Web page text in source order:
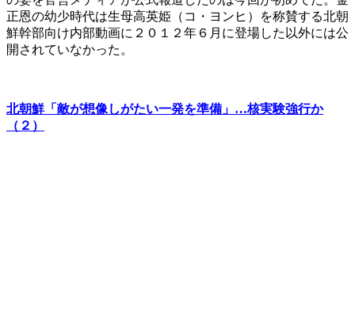
正恩の幼少時代は生母高英姫（コ・ヨンヒ）を称賛する北朝
鮮幹部向け内部動画に２０１２年６月に登場した以外には公
開されていなかった。
北朝鮮「敵が想像しがたい一発を準備」…核実験強行か
（２）